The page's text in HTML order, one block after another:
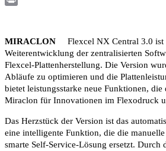
MIRACLON Flexcel NX Central 3.0 ist
Weiterentwicklung der zentralisierten
Flexcel-Plattenherstellung. Die Version
Abläufe zu optimieren und die
bietet leistungsstarke neue Funktionen, die
Miraclon für Innovationen im Flexodruck
Das Herzstück der Version ist das
eine intelligente Funktion, die die
smarte Self-Service-Lösung ersetzt. Durch